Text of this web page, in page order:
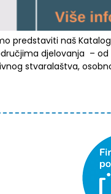
predstaviti naš
djelovanja –
stvaralaštva,